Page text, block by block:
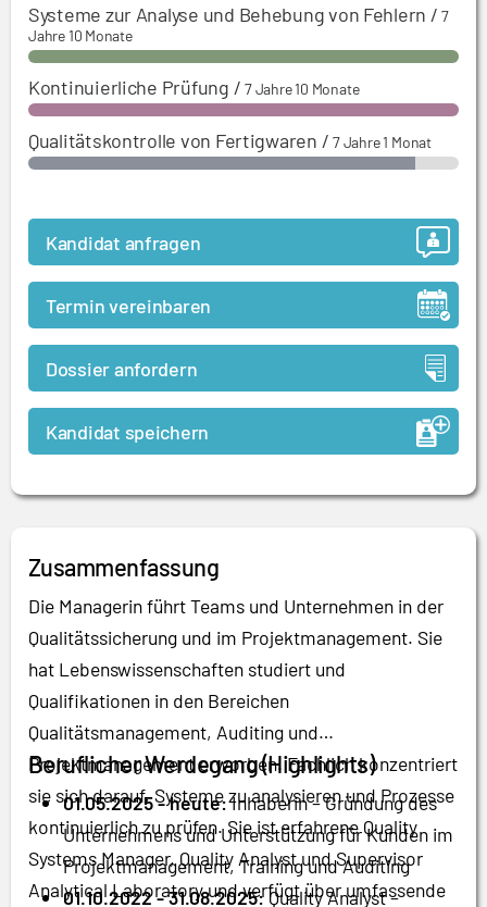
Systeme zur Analyse und Behebung von Fehlern /7
Jahre 10 Monate
Kontinuierliche Prüfung / 7 Jahre 10 Monate
Qualitätskontrolle von Fertigwaren /7 Jahre 1 Monat
Kandidat anfragen
Termin vereinbaren
Dossier anfordern
Kandidat speichern
Zusammenfassung
Die Managerin führt Teams und Unternehmen in der
Qualitätssicherung und im Projektmanagement. Sie
hat Lebenswissenschaften studiert und
Qualifikationen in den Bereichen
Qualitätsmanagement, Auditing und
Projektmanagement erworben. Fachlich konzentriert
sie sich darauf, Systeme zu analysieren und Prozesse
kontinuierlich zu prüfen. Sie ist erfahrene Quality
Systems Manager, Quality Analyst und Supervisor
Analytical Laboratory und verfügt über umfassende
Beruflicher Werdegang (Highlights)
01.05.2025 - heute:Inhaberin – Gründung des
Unternehmens und Unterstützung für Kunden im
Projektmanagement, Training und Auditing
01.10.2022 - 31.08.2025:Quality Analyst –